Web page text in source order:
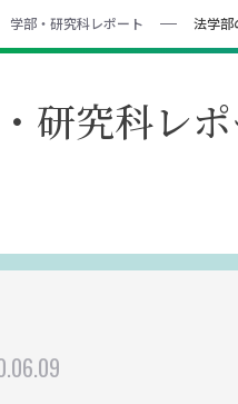
学部・研究科レポート 法学
研究科レポ